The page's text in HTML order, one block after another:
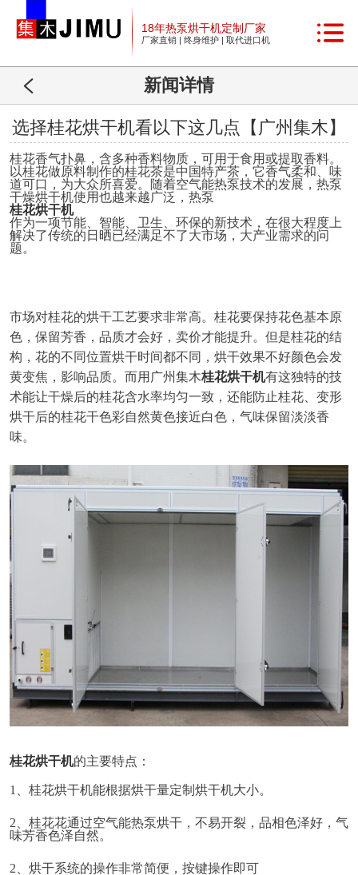
18年热泵烘干机定制厂家
厂家直销 | 终身维护 | 取代进口机
新闻详情
选择桂花烘干机看以下这几点【广州集木】
桂花香气扑鼻，含多种香料物质，可用于食用或提取香料。
以桂花做原料制作的桂花茶是中国特产茶，它香气柔和、味
道可口，为大众所喜爱。
随着空气能热泵技术的发展，热泵
干燥烘干机使用也越来越广泛，热泵
桂花烘干机
作为一项节能、智能、 卫生 、环保的新技术，在很大程度上
解决了传统的日晒已经满足不了大市场，大产业需求的问
题。
市场对桂花的烘干工艺要求非常高。桂花要保持花色基本原
色，保留芳香，品质才会好，卖价才能提升。但是桂花的结
构，花的不同位置烘干时间都不同，烘干效果不好颜色会发
黄变焦，影响品质。 而用广州集木桂花烘干机有这独特的技
术能让干燥后的桂花含水率均匀一致， 还能防止桂花、变形
烘干后的桂花干色彩自然黄色接近白色，气味保留淡淡香
味。
桂花烘干机的主要特点：
1、 桂花烘干机能根据烘干量定制烘干机大小。
2、 桂花花通过空气能热泵烘干，不易开裂，品相色泽好，气
味芳香色泽自然。
2、烘干系统的操作非常简便，按键操作即可